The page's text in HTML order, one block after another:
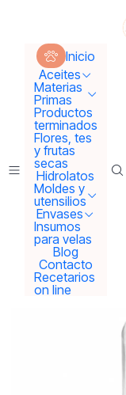
Inicio
Aceites
Materias
Primas
Productos
terminados
Flores, tes
y frutas
secas
Hidrolatos
Moldes y
utensilios
Envases
Insumos
para velas
Blog
Contacto
Recetarios
on line
Gotario